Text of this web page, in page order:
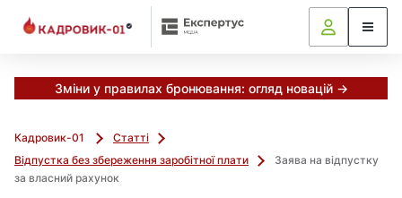
Зміни у правилах бронювання: огляд новацій →
Кадровик-01
Статті
Відпустка без збереження заробітної плати
Заява на відпустку
за власний рахунок